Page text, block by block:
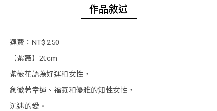
作品敘述
運費：NT$ 250
【紫薇】20cm
紫薇花語為好運和女性，
象徵著幸運、福氣和優雅的知性女性，
沉迷的愛。